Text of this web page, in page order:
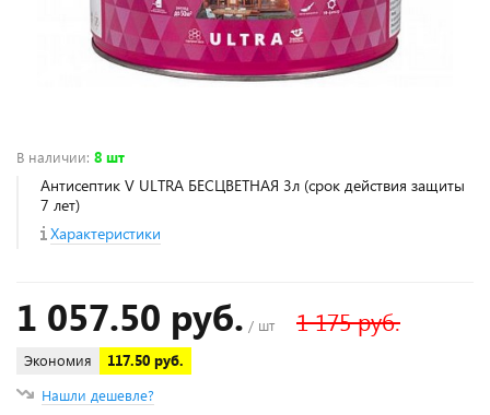
В наличии: 8 шт
Антисептик V ULTRA БЕСЦВЕТНАЯ 3л (срок действия защиты
7 лет)
Характеристики
1 057.50 руб. / шт 1 175 руб.
Экономия
117.50 руб.
Нашли дешевле?